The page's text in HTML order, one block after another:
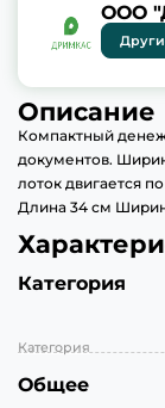
ООО
Описание
Компактный
документов.
лоток двигается
Длина 34 см
Категория
Категория
Общее